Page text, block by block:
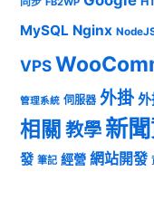
MySQL Nginx
VPS
管理系統 伺服器 外掛
相關 教學 新
發 筆記 經營 網站開發